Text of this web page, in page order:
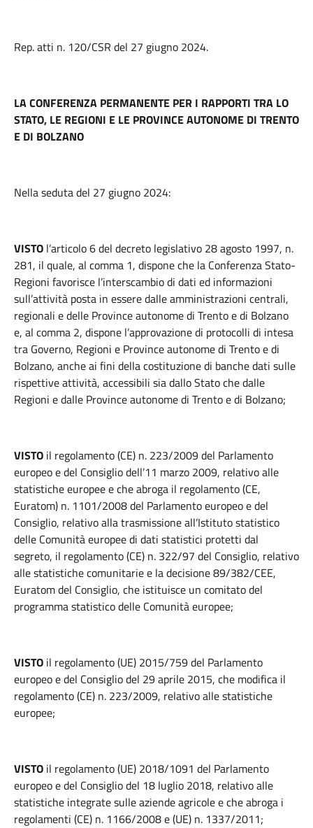
Rep. atti n. 120/CSR del 27 giugno 2024.
LA CONFERENZA PERMANENTE PER I RAPPORTI TRA LO
STATO, LE REGIONI E LE PROVINCE AUTONOME DI TRENTO
E DI BOLZANO
Nella seduta del 27 giugno 2024:
VISTO l’articolo 6 del decreto legislativo 28 agosto 1997, n.
281, il quale, al comma 1, dispone che la Conferenza Stato-
Regioni favorisce l’interscambio di dati ed informazioni
sull’attività posta in essere dalle amministrazioni centrali,
regionali e delle Province autonome di Trento e di Bolzano
e, al comma 2, dispone l’approvazione di protocolli di intesa
tra Governo, Regioni e Province autonome di Trento e di
Bolzano, anche ai fini della costituzione di banche dati sulle
rispettive attività, accessibili sia dallo Stato che dalle
Regioni e dalle Province autonome di Trento e di Bolzano;
VISTO il regolamento (CE) n. 223/2009 del Parlamento
europeo e del Consiglio dell’11 marzo 2009, relativo alle
statistiche europee e che abroga il regolamento (CE,
Euratom) n. 1101/2008 del Parlamento europeo e del
Consiglio, relativo alla trasmissione all’Istituto statistico
delle Comunità europee di dati statistici protetti dal
segreto, il regolamento (CE) n. 322/97 del Consiglio, relativo
alle statistiche comunitarie e la decisione 89/382/CEE,
Euratom del Consiglio, che istituisce un comitato del
programma statistico delle Comunità europee;
VISTO il regolamento (UE) 2015/759 del Parlamento
europeo e del Consiglio del 29 aprile 2015, che modifica il
regolamento (CE) n. 223/2009, relativo alle statistiche
europee;
VISTO il regolamento (UE) 2018/1091 del Parlamento
europeo e del Consiglio del 18 luglio 2018, relativo alle
statistiche integrate sulle aziende agricole e che abroga i
regolamenti (CE) n. 1166/2008 e (UE) n. 1337/2011;